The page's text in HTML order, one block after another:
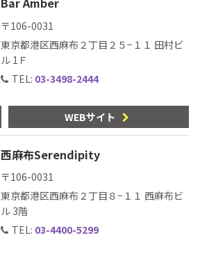
〒106-0031
東京都港区西麻布２丁目２５−１１ 田村ビ
ル 1Ｆ
TEL: 03-3498-2444
WEBサイト
西麻布Serendipity
〒106-0031
東京都港区西麻布２丁目８−１１ 西麻布ビ
ル 3階
TEL: 03-4400-5299